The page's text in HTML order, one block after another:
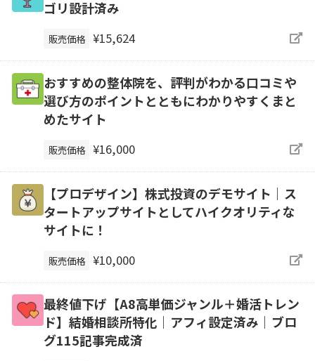
ゴリ設計済み
販売価格 ¥15,624
おすすめの整体院を、評判がわかる口コミや
選び方のポイントとともにわかりやすくまと
めたサイト
販売価格 ¥16,000
【プロデザイン】株式投資のデモサイト｜ス
タートアップサイトとしてハイクオリティな
サイトに！
販売価格 ¥10,000
最終値下げ【A8高単価ジャンル＋婚活トレン
ド】結婚相談所特化｜アフィ設定済み｜ブロ
グ115記事完成済